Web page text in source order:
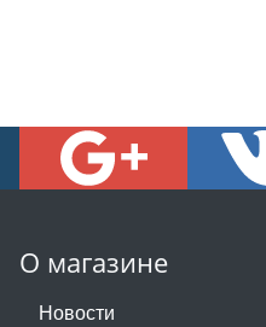
О магазине
Новости